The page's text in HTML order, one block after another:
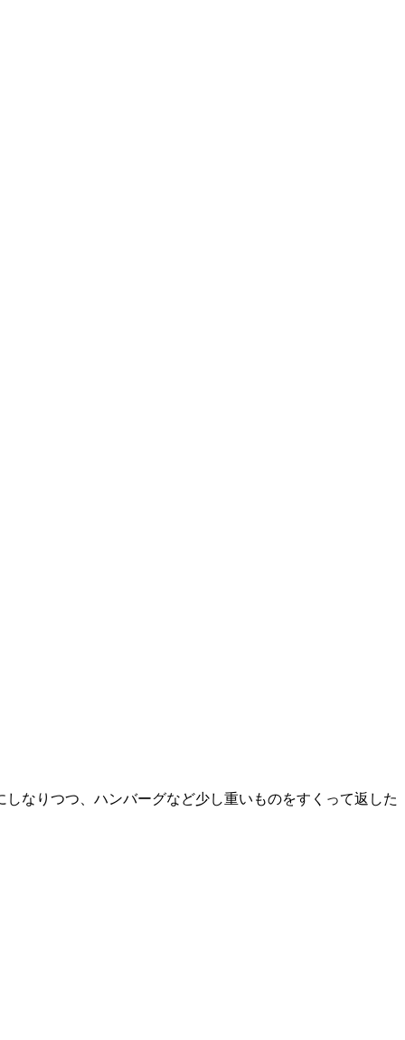
なりつつ、ハンバーグなど少し重いものをすくって返した